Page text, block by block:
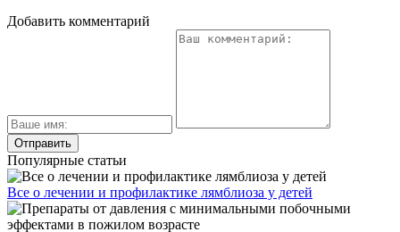
Добавить комментарий
Популярные статьи
Все о лечении и профилактике лямблиоза у детей